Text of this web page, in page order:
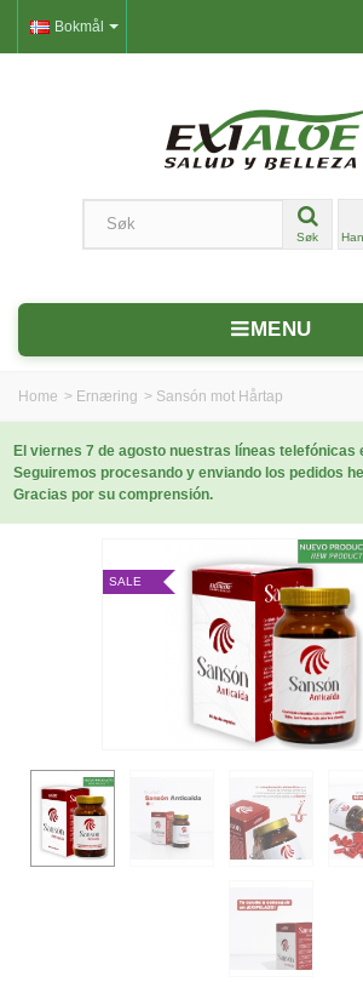
Bokmål
Søk
MENU
Home > Ernæring > Sansón mot Hårtap
El viernes 7 de agosto nuestras líneas telefónicas
Seguiremos procesando y enviando los pedidos
Gracias por su comprensión.
SALE